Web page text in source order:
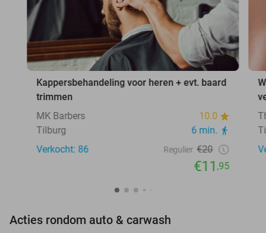
Kappersbehandeling voor heren + evt. baard
trimmen
MK Barbers
10.0
Tilburg
6 min.
Verkocht: 86
Regulier €20
€11,95
Acties rondom auto & carwash